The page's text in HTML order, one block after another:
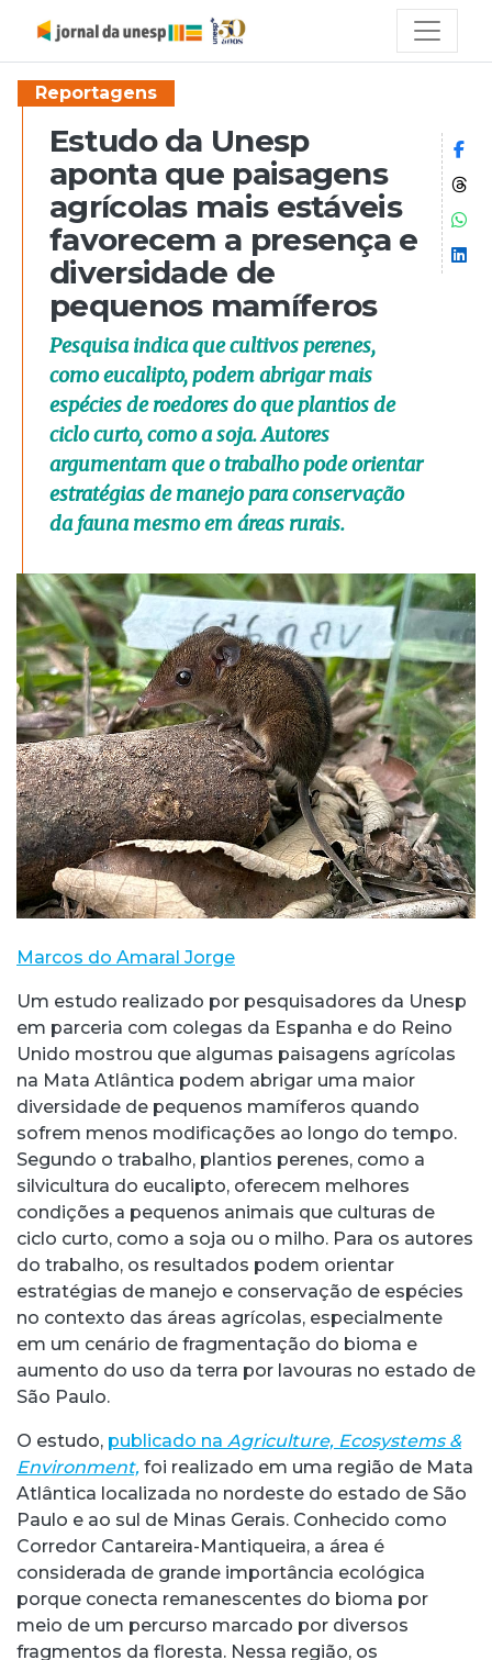
Reportagens
Estudo da Unesp
aponta que paisagens
agrícolas mais estáveis
favorecem a presença e
diversidade de
pequenos mamíferos
Pesquisa indica que cultivos perenes,
como eucalipto, podem abrigar mais
espécies de roedores do que plantios de
ciclo curto, como a soja. Autores
argumentam que o trabalho pode orientar
estratégias de manejo para conservação
da fauna mesmo em áreas rurais.
Marcos do Amaral Jorge
Um estudo realizado por pesquisadores da Unesp
em parceria com colegas da Espanha e do Reino
Unido mostrou que algumas paisagens agrícolas
na Mata Atlântica podem abrigar uma maior
diversidade de pequenos mamíferos quando
sofrem menos modificações ao longo do tempo.
Segundo o trabalho, plantios perenes, como a
silvicultura do eucalipto, oferecem melhores
condições a pequenos animais que culturas de
ciclo curto, como a soja ou o milho. Para os autores
do trabalho, os resultados podem orientar
estratégias de manejo e conservação de espécies
no contexto das áreas agrícolas, especialmente
em um cenário de fragmentação do bioma e
aumento do uso da terra por lavouras no estado de
São Paulo.
O estudo, publicado na Agriculture, Ecosystems &
Environment, foi realizado em uma região de Mata
Atlântica localizada no nordeste do estado de São
Paulo e ao sul de Minas Gerais. Conhecido como
Corredor Cantareira-Mantiqueira, a área é
considerada de grande importância ecológica
porque conecta remanescentes do bioma por
meio de um percurso marcado por diversos
fragmentos da floresta. Nessa região, os